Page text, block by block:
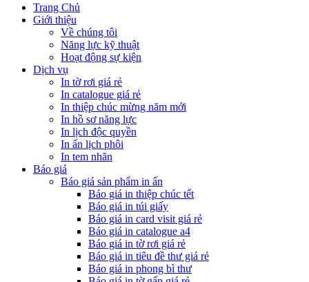
Trang Chủ
Giới thiệu
Về chúng tôi
Năng lực kỹ thuật
Hoạt động sự kiện
Dịch vụ
In tờ rơi giá rẻ
In catalogue giá rẻ
In thiệp chúc mừng năm mới
In hồ sơ năng lực
In lịch độc quyền
In ấn lịch phôi
In tem nhãn
Báo giá
Báo giá sản phẩm in ấn
Báo giá in thiệp chúc tết
Báo giá in túi giấy
Báo giá in card visit giá rẻ
Báo giá in catalogue a4
Báo giá in tờ rơi giá rẻ
Báo giá in tiêu đề thư giá rẻ
Báo giá in phong bì thư